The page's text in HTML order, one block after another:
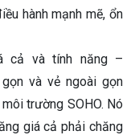
hành mạnh mẽ, ổn
cả và tính năng –
và vẻ ngoài gọn
trường SOHO. Nó
giá cả phải chăng